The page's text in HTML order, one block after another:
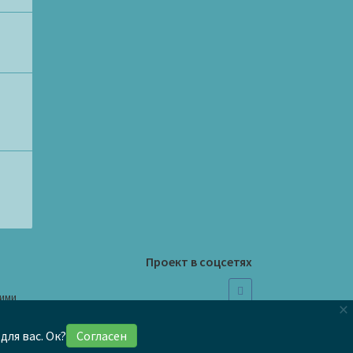
Проект в соцсетях
вас. Ок? Согласен
×